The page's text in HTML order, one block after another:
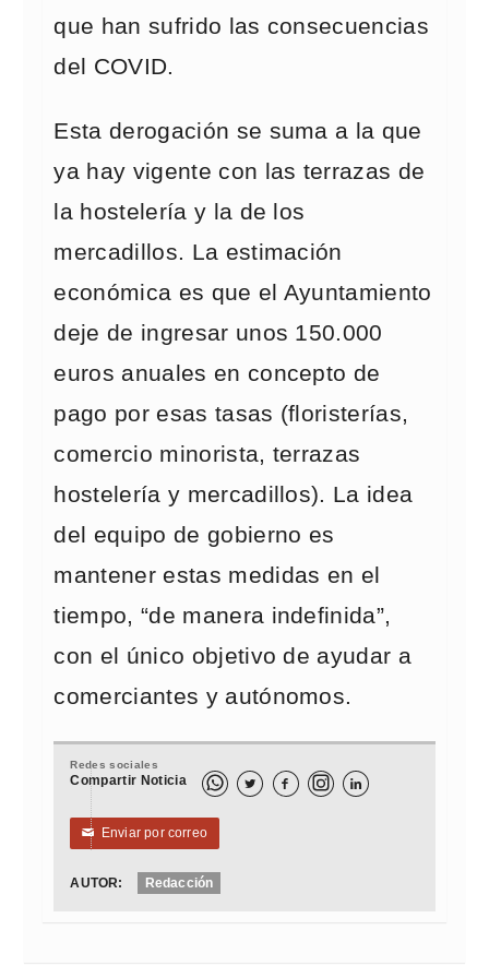
que han sufrido las consecuencias
del COVID.
Esta derogación se suma a la que
ya hay vigente con las terrazas de
la hostelería y la de los
mercadillos. La estimación
económica es que el Ayuntamiento
deje de ingresar unos 150.000
euros anuales en concepto de
pago por esas tasas (floristerías,
comercio minorista, terrazas
hostelería y mercadillos). La idea
del equipo de gobierno es
mantener estas medidas en el
tiempo, “de manera indefinida”,
con el único objetivo de ayudar a
comerciantes y autónomos.
Redes sociales
Compartir Noticia   
✉ Enviar por correo
AUTOR: Redacción